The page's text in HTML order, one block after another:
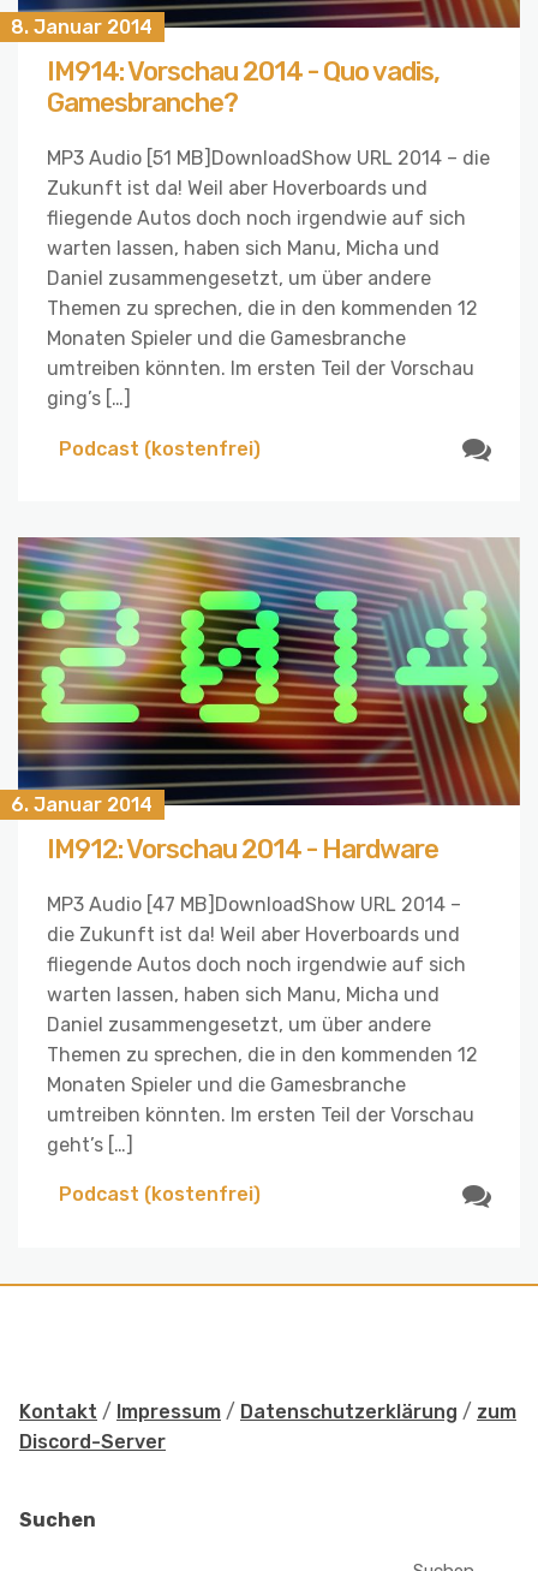
8. Januar 2014
IM914: Vorschau 2014 - Quo vadis,
Gamesbranche?
MP3 Audio [51 MB]DownloadShow URL 2014 – die
Zukunft ist da! Weil aber Hoverboards und
fliegende Autos doch noch irgendwie auf sich
warten lassen, haben sich Manu, Micha und
Daniel zusammengesetzt, um über andere
Themen zu sprechen, die in den kommenden 12
Monaten Spieler und die Gamesbranche
umtreiben könnten. Im ersten Teil der Vorschau
ging’s […]
Podcast (kostenfrei)
6. Januar 2014
IM912: Vorschau 2014 - Hardware
MP3 Audio [47 MB]DownloadShow URL 2014 –
die Zukunft ist da! Weil aber Hoverboards und
fliegende Autos doch noch irgendwie auf sich
warten lassen, haben sich Manu, Micha und
Daniel zusammengesetzt, um über andere
Themen zu sprechen, die in den kommenden 12
Monaten Spieler und die Gamesbranche
umtreiben könnten. Im ersten Teil der Vorschau
geht’s […]
Podcast (kostenfrei)
Kontakt / Impressum / Datenschutzerklärung / zum
Discord-Server
Suchen